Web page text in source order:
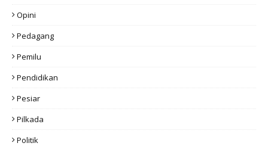
Opini
Pedagang
Pemilu
Pendidikan
Pesiar
Pilkada
Politik